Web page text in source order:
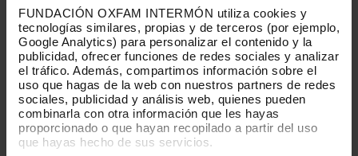
FUNDACIÓN OXFAM INTERMÓN utiliza cookies y
tecnologías similares, propias y de terceros (por ejemplo,
Google Analytics) para personalizar el contenido y la
publicidad, ofrecer funciones de redes sociales y analizar
el tráfico. Además, compartimos información sobre el
uso que hagas de la web con nuestros partners de redes
sociales, publicidad y análisis web, quienes pueden
combinarla con otra información que les hayas
proporcionado o que hayan recopilado a partir del uso
que hayas hecho de sus servicios.
beneficios por encima del 10%. Con estos
criterios, y salvo excepcionalidades,
incluso empresas como Amazon podrían
quedarse fuera."
Son muchos los países que, como España,
se encuentran ahora mismo considerando
diferentes alternativas sobre cómo hacer
frente a la factura económica de la crisis